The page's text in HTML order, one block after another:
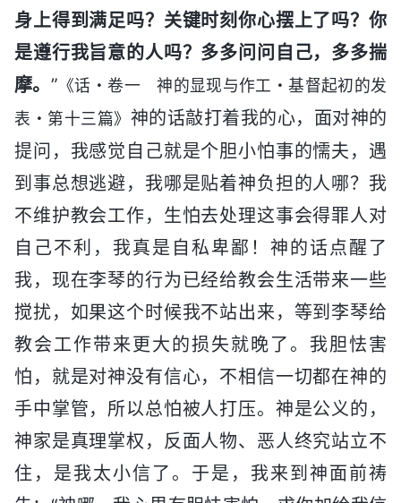
身上得到满足吗？关键时刻你心摆上了吗？你
是遵行我旨意的人吗？多多问问自己，多多揣
摩。 ” 《话・卷一 神的显现与作工・基督起初的发
表・第十三篇》 神的话敲打着我的心，面对神的
提问，我感觉自己就是个胆小怕事的懦夫，遇
到事总想逃避，我哪是贴着神负担的人哪？我
不维护教会工作，生怕去处理这事会得罪人对
自己不利，我真是自私卑鄙！神的话点醒了
我，现在李琴的行为已经给教会生活带来一些
搅扰，如果这个时候我不站出来，等到李琴给
教会工作带来更大的损失就晚了。我胆怯害
怕，就是对神没有信心，不相信一切都在神的
手中掌管，所以总怕被人打压。神是公义的，
神家是真理掌权，反面人物、恶人终究站立不
住，是我太小信了。于是，我来到神面前祷